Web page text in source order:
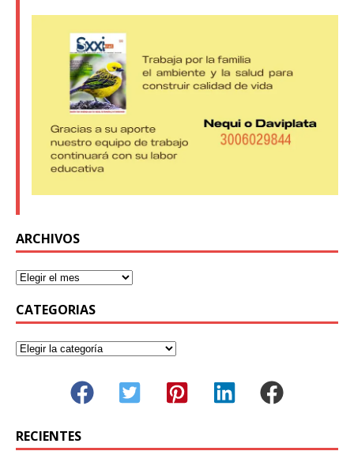
ARCHIVOS
CATEGORIAS
RECIENTES